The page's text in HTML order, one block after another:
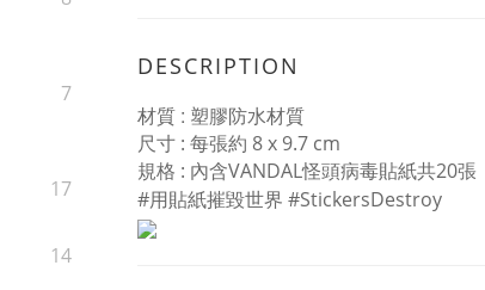
7
17
14
DESCRIPTION
材質 : 塑膠防水材質
尺寸 : 每張約 8 x 9.7 cm
規格 : 內含VANDAL怪頭病毒貼紙共20張
#用貼紙摧毀世界 #StickersDestroy